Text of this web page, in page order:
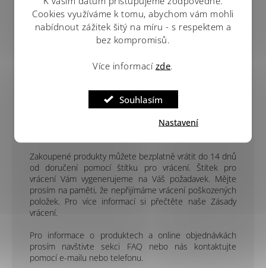
Cookies využíváme k tomu, abychom vám mohli
nabídnout zážitek šitý na míru - s respektem a
bez kompromisů.
Více informací zde.
Souhlasím
Nastavení
Doprava, výměna a vrácení
Stav zásilky je možné si ověřit pomocí sledovacího čísla
Zakoupené produkty můžete bezplatně vrátit do 14 dnů
od doručení pomocí štítku pro vrácení. Štítek pro
vrácení Vám vygenerujeme na Váš požadavek. Mějte
prosím na paměti, že nepřijímáme vrácení poškozených
položek. Pro více informací si přečtěte naše Zásady
vrácení.
Pro informace o produktech a online objednávkách
prosím navštivte sekci FAQ nebo nás kontaktujte
pomocí e-mailu nebo telefonu.